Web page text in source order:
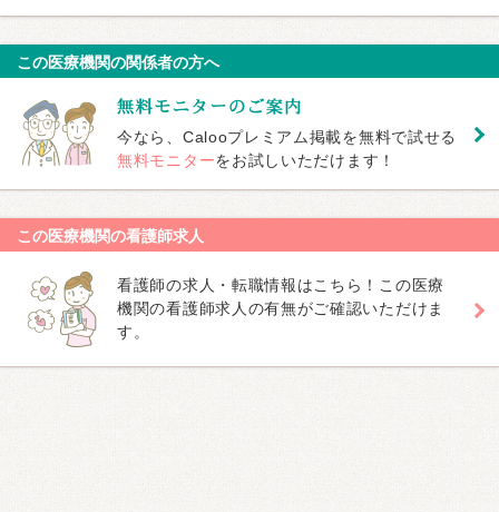
この医療機関の関係者の方へ
今なら、Calooプレミアム掲載を無料で試せる
無料モニターをお試しいただけます！
この医療機関の看護師求人
看護師の求人・転職情報はこちら！この医療
機関の看護師求人の有無がご確認いただけま
す。